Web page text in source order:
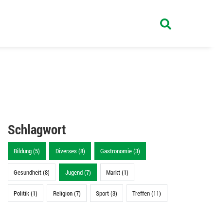
Schlagwort
Bildung (5) Diverses (8) Gastronomie (3)
Gesundheit (8) Jugend (7) Markt (1)
Politik (1) Religion (7) Sport (3) Treffen (11)